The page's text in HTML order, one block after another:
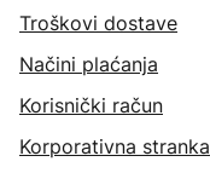
Troškovi dostave
Načini plaćanja
Korisnički račun
Korporativna stranka